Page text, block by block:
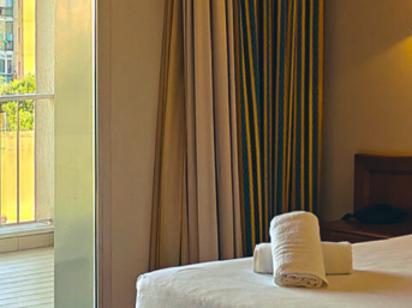
LOGIN